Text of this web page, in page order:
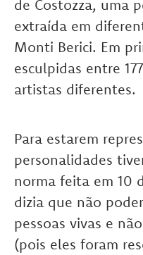
de Costozza, uma
extraída em
Monti Berici. Em
esculpidas entre
artistas diferentes.
Para estarem
personalidades
norma feita em 10
dizia que não
pessoas vivas e
(pois eles foram